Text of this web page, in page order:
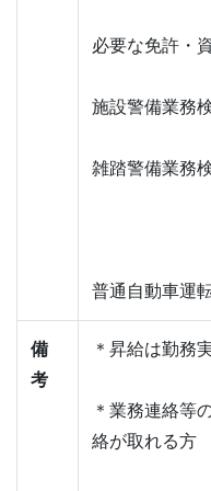
必要な免許・
施設警備業務
雑踏警備業務
普通自動車運
備
考
＊昇給は勤務
＊業務連絡等
絡が取れる方